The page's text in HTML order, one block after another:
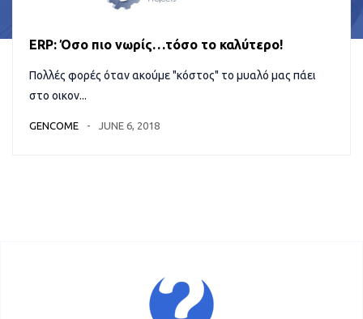
ERP: Όσο πιο νωρίς…τόσο το καλύτερο!
Πολλές φορές όταν ακούμε "κόστος" το μυαλό μας πάει
στο οικον...
GENCOME JUNE 6, 2018